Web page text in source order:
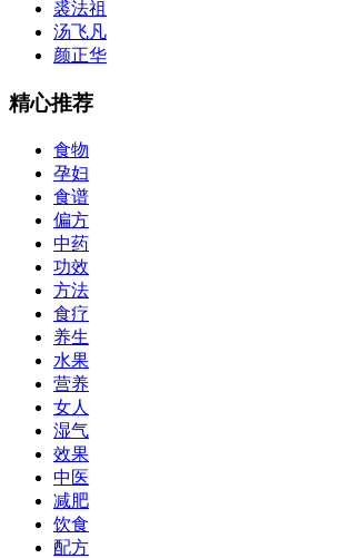
裘法祖
汤飞凡
颜正华
精心推荐
食物
孕妇
食谱
偏方
中药
功效
方法
食疗
养生
水果
营养
女人
湿气
效果
中医
减肥
饮食
配方